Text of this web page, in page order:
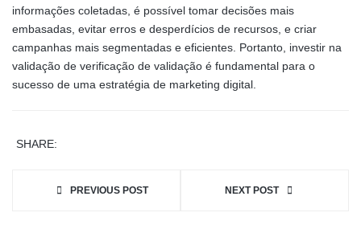
informações coletadas, é possível tomar decisões mais
embasadas, evitar erros e desperdícios de recursos, e criar
campanhas mais segmentadas e eficientes. Portanto, investir na
validação de verificação de validação é fundamental para o
sucesso de uma estratégia de marketing digital.
SHARE:
PREVIOUS POST NEXT POST